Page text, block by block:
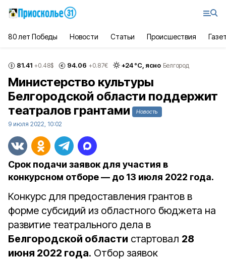
80 лет Победы Новости Статьи Происшествия
81.41 +0.48$ 94.06 +0.87€ +24°С, ясно Белгород
Министерство культуры
Белгородской области поддержит
театралов грантами
Новость
9 июля 2022, 10:02
Срок подачи заявок для участия в
конкурсном отборе — до 13 июля 2022 года.
Конкурс для предоставления грантов в
форме субсидий из областного бюджета на
развитие театрального дела в
Белгородской области стартовал 28
июня 2022 года. Отбор заявок